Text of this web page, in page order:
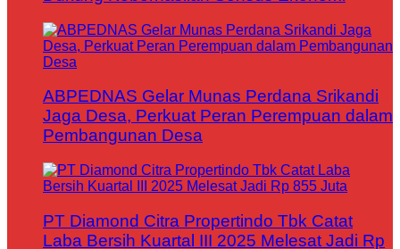
ABPEDNAS Gelar Munas Perdana Srikandi
Jaga Desa, Perkuat Peran Perempuan dalam
Pembangunan Desa
PT Diamond Citra Propertindo Tbk Catat
Laba Bersih Kuartal III 2025 Melesat Jadi Rp